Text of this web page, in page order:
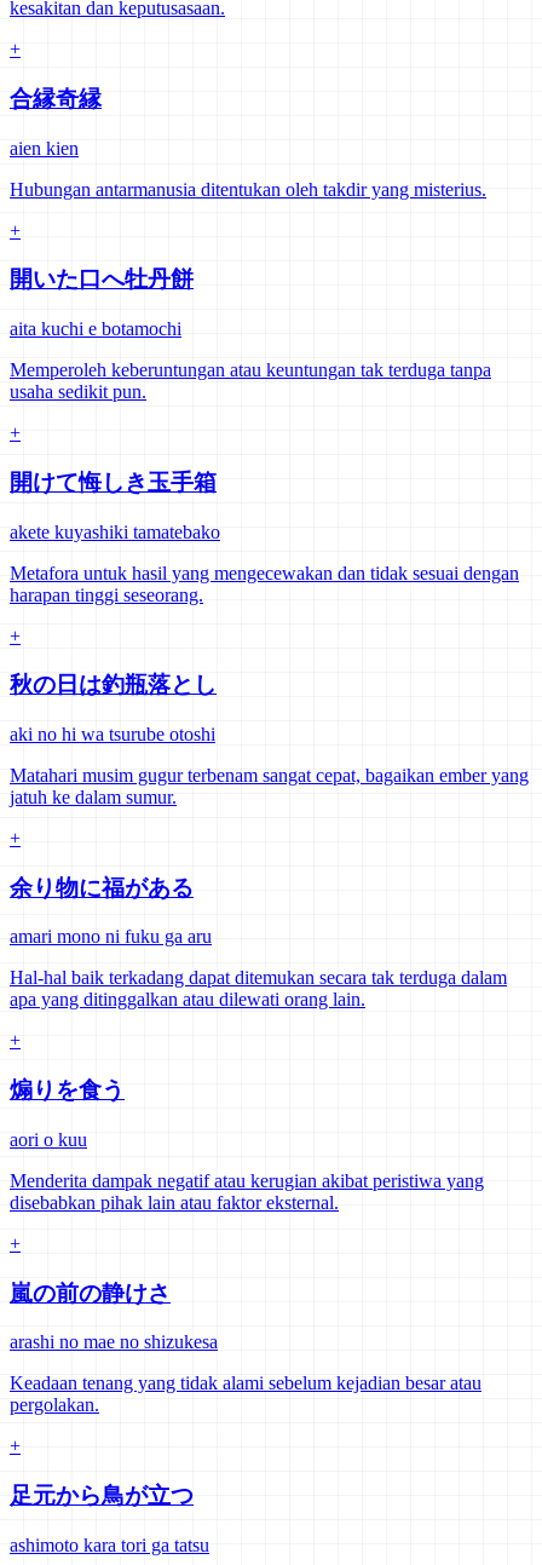
kesakitan dan keputusasaan.
+
合縁奇縁
aien kien
Hubungan antarmanusia ditentukan oleh takdir yang misterius.
+
開いた口へ牡丹餅
aita kuchi e botamochi
Memperoleh keberuntungan atau keuntungan tak terduga tanpa
usaha sedikit pun.
+
開けて悔しき玉手箱
akete kuyashiki tamatebako
Metafora untuk hasil yang mengecewakan dan tidak sesuai dengan
harapan tinggi seseorang.
+
秋の日は釣瓶落とし
aki no hi wa tsurube otoshi
Matahari musim gugur terbenam sangat cepat, bagaikan ember yang
jatuh ke dalam sumur.
+
余り物に福がある
amari mono ni fuku ga aru
Hal-hal baik terkadang dapat ditemukan secara tak terduga dalam
apa yang ditinggalkan atau dilewati orang lain.
+
煽りを食う
aori o kuu
Menderita dampak negatif atau kerugian akibat peristiwa yang
disebabkan pihak lain atau faktor eksternal.
+
嵐の前の静けさ
arashi no mae no shizukesa
Keadaan tenang yang tidak alami sebelum kejadian besar atau
pergolakan.
+
足元から鳥が立つ
ashimoto kara tori ga tatsu